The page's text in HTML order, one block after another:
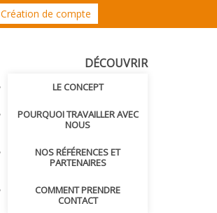
Création de compte
DÉCOUVRIR
LE CONCEPT
POURQUOI TRAVAILLER AVEC
NOUS
NOS RÉFÉRENCES ET
PARTENAIRES
COMMENT PRENDRE
CONTACT